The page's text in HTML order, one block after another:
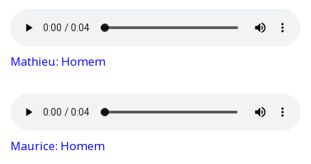
Mathieu: Homem
Maurice: Homem